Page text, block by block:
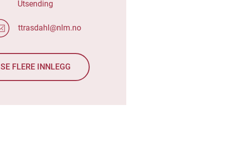
Utsending
ttrasdahl@nlm.no
SE FLERE INNLEGG